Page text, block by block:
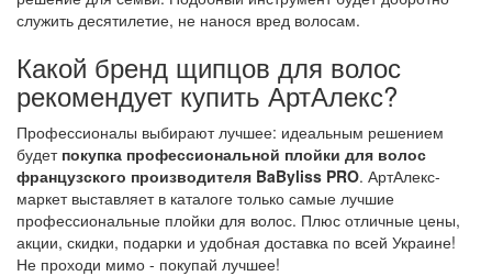
служить десятилетие, не нанося вред волосам.
Какой бренд щипцов для волос
рекомендует купить АртАлекс?
Профессионалы выбирают лучшее: идеальным решением
будет покупка профессиональной плойки для волос
французского производителя BaByliss PRO. АртАлекс-
маркет выставляет в каталоге только самые лучшие
профессиональные плойки для волос. Плюс отличные цены,
акции, скидки, подарки и удобная доставка по всей Украине!
Не проходи мимо - покупай лучшее!